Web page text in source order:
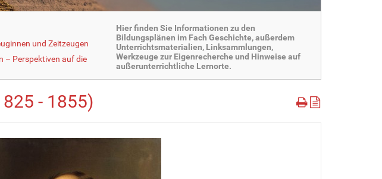
und Zeitzeugen
– Perspektiven auf die
Hier finden Sie Informationen zu den
Bildungsplänen im Fach Geschichte, außerdem
Unterrichtsmaterialien, Linksammlungen,
Werkzeuge zur Eigenrecherche und Hinweise auf
außerunterrichtliche Lernorte.
- 1855)